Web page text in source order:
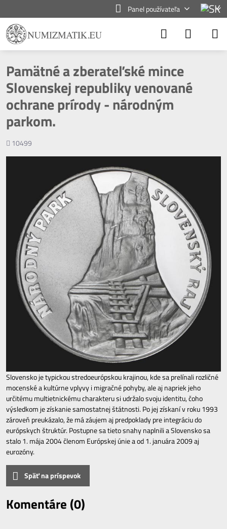
Panel používateľa
Pamätné a zberateľské mince
Slovenskej republiky venované
ochrane prírody - národným
parkom.
Počet
10499
Slovensko je typickou stredoeurópskou krajinou, kde sa prelínali rozličné
mocenské a kultúrne vplyvy i migračné pohyby, ale aj napriek jeho
určitému multietnickému charakteru si udržalo svoju identitu, čoho
výsledkom je získanie samostatnej štátnosti. Po jej získaní v roku 1993
zároveň preukázalo, že má záujem aj predpoklady pre integráciu do
európskych štruktúr. Postupne sa tieto snahy naplnili a Slovensko sa
stalo 1. mája 2004 členom Európskej únie a od 1. januára 2009 aj
eurozóny.
Späť na príspevok
Komentáre (0)